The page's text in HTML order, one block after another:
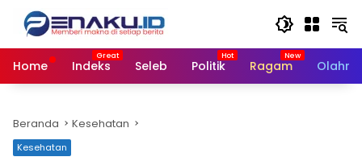
Langsung
konten
Home
Indeks Seleb Politik Ragam
Beranda Kesehatan
Kesehatan